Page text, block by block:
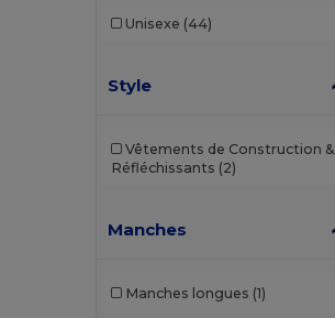
Unisexe (44)
Style
Vêtements de Construction &
Réfléchissants (2)
Manches
Manches longues (1)